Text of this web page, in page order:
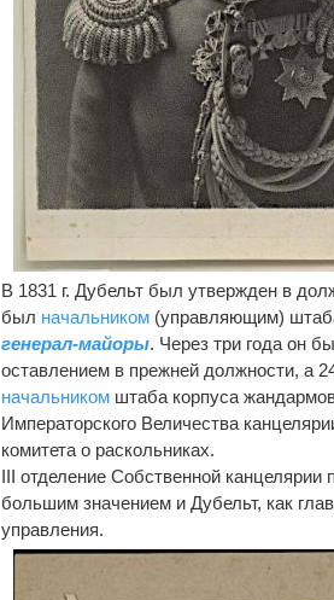
В 1831 г. Дубельт был утвержден в
был начальником (управляющим)
генерал-майоры. Через три года он
оставлением в прежней должности, а
начальником штаба корпуса
Императорского Величества
комитета о раскольниках.
III отделение Собственной
большим значением и Дубельт, как
управления.